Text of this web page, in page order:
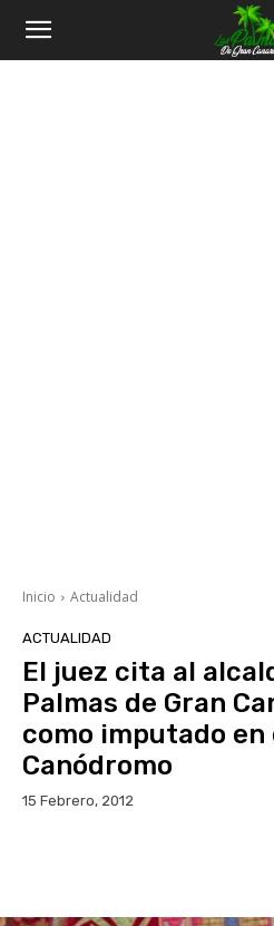
Inicio Actualidad
ACTUALIDAD
El juez cita al
Palmas de Gran
como imputado en
Canódromo
15 Febrero, 2012